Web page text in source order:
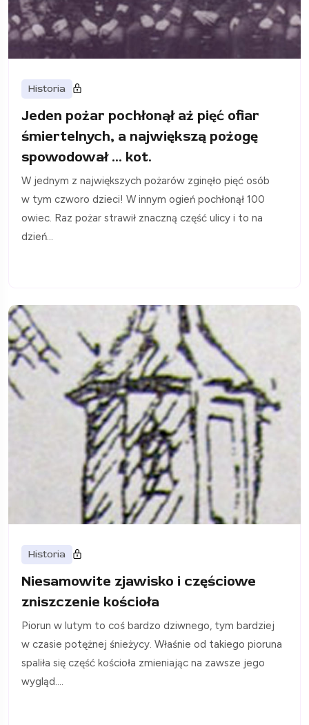
Historia
Jeden pożar pochłonął aż pięć ofiar
śmiertelnych, a największą pożogę
spowodował ... kot.
W jednym z największych pożarów zginęło pięć osób
w tym czworo dzieci! W innym ogień pochłonął 100
owiec. Raz pożar strawił znaczną część ulicy i to na
dzień...
Historia
Niesamowite zjawisko i częściowe
zniszczenie kościoła
Piorun w lutym to coś bardzo dziwnego, tym bardziej
w czasie potężnej śnieżycy. Właśnie od takiego pioruna
spaliła się część kościoła zmieniając na zawsze jego
wygląd....